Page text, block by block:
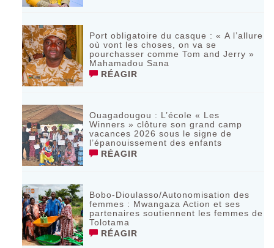
Port obligatoire du casque : « A l’allure
où vont les choses, on va se
pourchasser comme Tom and Jerry »
Mahamadou Sana
RÉAGIR
Ouagadougou : L’école « Les
Winners » clôture son grand camp
vacances 2026 sous le signe de
l’épanouissement des enfants
RÉAGIR
Bobo-Dioulasso/Autonomisation des
femmes : Mwangaza Action et ses
partenaires soutiennent les femmes de
Tolotama
RÉAGIR